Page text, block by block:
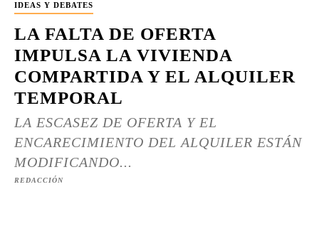
IDEAS Y DEBATES
LA FALTA DE OFERTA
IMPULSA LA VIVIENDA
COMPARTIDA Y EL ALQUILER
TEMPORAL
LA ESCASEZ DE OFERTA Y EL
ENCARECIMIENTO DEL ALQUILER ESTÁN
MODIFICANDO...
REDACCIÓN